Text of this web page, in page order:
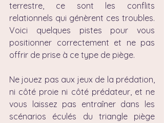
terrestre, ce sont les conflits
relationnels qui génèrent ces troubles.
Voici quelques pistes pour vous
positionner correctement et ne pas
offrir de prise à ce type de piège.
Ne jouez pas aux jeux de la prédation,
ni côté proie ni côté prédateur, et ne
vous laissez pas entraîner dans les
scénarios éculés du triangle piège